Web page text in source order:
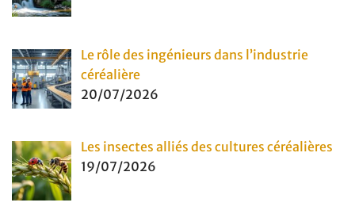
Le rôle des ingénieurs dans l’industrie
céréalière
20/07/2026
Les insectes alliés des cultures céréalières
19/07/2026